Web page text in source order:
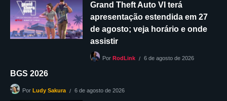
Grand Theft Auto VI terá
apresentação estendida em 27
de agosto; veja horário e onde
assistir
Por RodLink 6 de agosto de 2026
BGS 2026
Por Ludy Sakura 6 de agosto de 2026